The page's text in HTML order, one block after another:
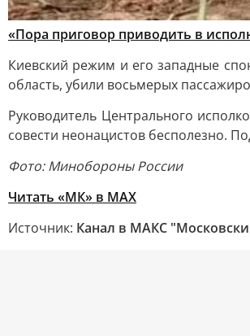
«Пора приговор приводить в
Киевский режим и его западные
область, убили восьмерых
Руководитель Центрального
совести неонацистов бесполезно.
Фото: Минобороны России
Читать «МК» в MAX
Источник: Канал в МАКС